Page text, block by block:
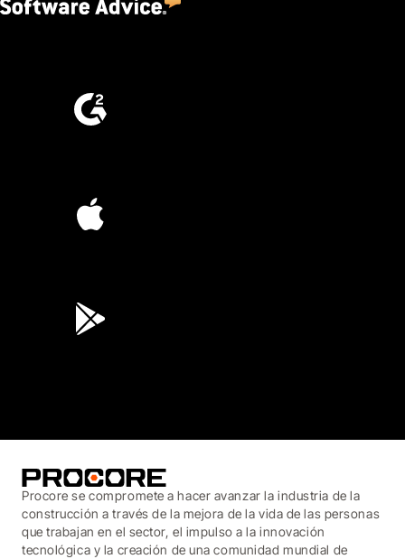
Procore se compromete a hacer avanzar la industria de la
construcción a través de la mejora de la vida de las personas
que trabajan en el sector, el impulso a la innovación
tecnológica y la creación de una comunidad mundial de